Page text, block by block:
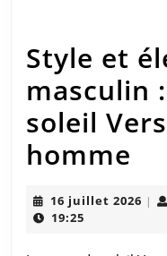
Style et
masculin
soleil
homme
16 juillet 2026 16|
19:25